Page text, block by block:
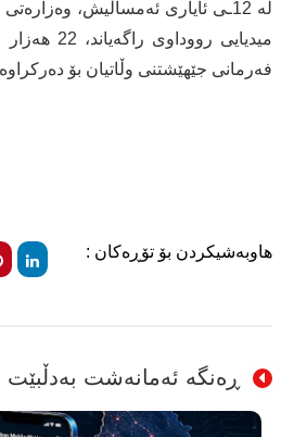
لە 12ـی ئایاری ئەمساڵیش،
فەرمانی جێهێشتنی وڵاتیان بۆ
هاوبەشیکردن بۆ تۆڕەکان :
ڕەنگە ئەمانەشت بەدڵبێت